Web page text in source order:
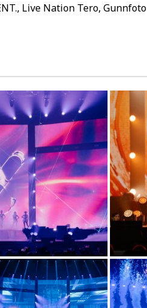
Live Nation Tero, Gunnfoto